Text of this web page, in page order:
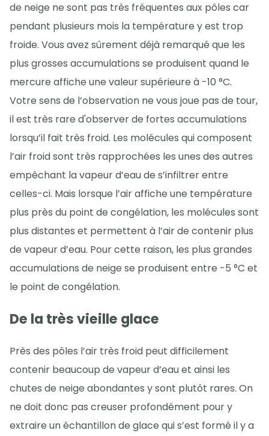
de neige ne sont pas très fréquentes aux pôles car
pendant plusieurs mois la température y est trop
froide. Vous avez sûrement déjà remarqué que les
plus grosses accumulations se produisent quand le
mercure affiche une valeur supérieure à -10 °C.
Votre sens de l’observation ne vous joue pas de tour,
il est très rare d'observer de fortes accumulations
lorsqu’il fait très froid. Les molécules qui composent
l’air froid sont très rapprochées les unes des autres
empêchant la vapeur d’eau de s’infiltrer entre
celles-ci. Mais lorsque l’air affiche une température
plus près du point de congélation, les molécules sont
plus distantes et permettent à l’air de contenir plus
de vapeur d’eau. Pour cette raison, les plus grandes
accumulations de neige se produisent entre -5 °C et
le point de congélation.
De la très vieille glace
Près des pôles l’air très froid peut difficilement
contenir beaucoup de vapeur d’eau et ainsi les
chutes de neige abondantes y sont plutôt rares. On
ne doit donc pas creuser profondément pour y
extraire un échantillon de glace qui s’est formé il y a